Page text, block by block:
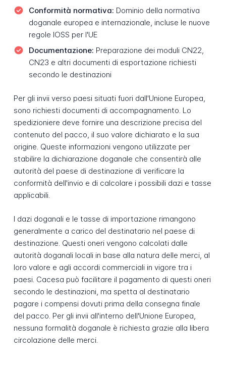
Conformità normativa: Dominio della normativa
doganale europea e internazionale, incluse le nuove
regole IOSS per l'UE
Documentazione: Preparazione dei moduli CN22,
CN23 e altri documenti di esportazione richiesti
secondo le destinazioni
Per gli invii verso paesi situati fuori dall'Unione Europea,
sono richiesti documenti di accompagnamento. Lo
spedizioniere deve fornire una descrizione precisa del
contenuto del pacco, il suo valore dichiarato e la sua
origine. Queste informazioni vengono utilizzate per
stabilire la dichiarazione doganale che consentirà alle
autorità del paese di destinazione di verificare la
conformità dell'invio e di calcolare i possibili dazi e tasse
applicabili.
I dazi doganali e le tasse di importazione rimangono
generalmente a carico del destinatario nel paese di
destinazione. Questi oneri vengono calcolati dalle
autorità doganali locali in base alla natura delle merci, al
loro valore e agli accordi commerciali in vigore tra i
paesi. Cacesa può facilitare il pagamento di questi oneri
secondo le destinazioni, ma spetta al destinatario
pagare i compensi dovuti prima della consegna finale
del pacco. Per gli invii all'interno dell'Unione Europea,
nessuna formalità doganale è richiesta grazie alla libera
circolazione delle merci.